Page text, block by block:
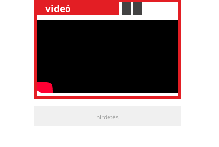
videó
hirdetés